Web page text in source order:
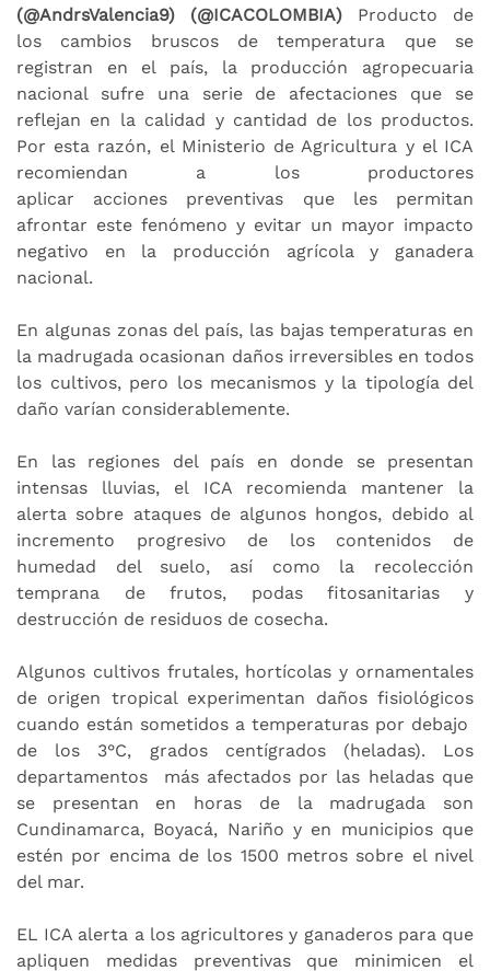
(@AndrsValencia9) (@ICACOLOMBIA) Producto de
los cambios bruscos de temperatura que se
registran en el país, la producción agropecuaria
nacional sufre una serie de afectaciones que se
reflejan en la calidad y cantidad de los productos.
Por esta razón, el Ministerio de Agricultura y el ICA
recomiendan a los productores
aplicar acciones preventivas que les permitan
afrontar este fenómeno y evitar un mayor impacto
negativo en la producción agrícola y ganadera
nacional.
En algunas zonas del país, las bajas temperaturas en
la madrugada ocasionan daños irreversibles en todos
los cultivos, pero los mecanismos y la tipología del
daño varían considerablemente.
En las regiones del país en donde se presentan
intensas lluvias, el ICA recomienda mantener la
alerta sobre ataques de algunos hongos, debido al
incremento progresivo de los contenidos de
humedad del suelo, así como la recolección
temprana de frutos, podas fitosanitarias y
destrucción de residuos de cosecha.
Algunos cultivos frutales, hortícolas y ornamentales
de origen tropical experimentan daños fisiológicos
cuando están sometidos a temperaturas por debajo
de los 3°C, grados centígrados (heladas). Los
departamentos más afectados por las heladas que
se presentan en horas de la madrugada son
Cundinamarca, Boyacá, Nariño y en municipios que
estén por encima de los 1500 metros sobre el nivel
del mar.
EL ICA alerta a los agricultores y ganaderos para que
apliquen medidas preventivas que minimicen el